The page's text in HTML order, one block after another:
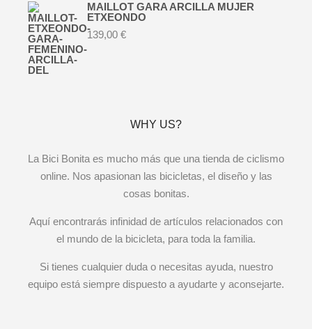
MAILLOT GARA ARCILLA MUJER
ETXEONDO
139,00 €
WHY US?
La Bici Bonita es mucho más que una tienda de ciclismo
online. Nos apasionan las bicicletas, el diseño y las
cosas bonitas.
Aquí encontrarás infinidad de artículos relacionados con
el mundo de la bicicleta, para toda la familia.
Si tienes cualquier duda o necesitas ayuda, nuestro
equipo está siempre dispuesto a ayudarte y aconsejarte.